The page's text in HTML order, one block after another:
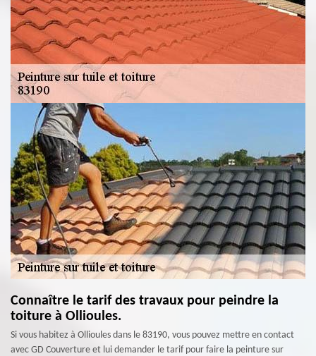
Connaître le tarif des travaux pour peindre la
toiture à Ollioules.
Si vous habitez à Ollioules dans le 83190, vous pouvez mettre en contact
avec GD Couverture et lui demander le tarif pour faire la peinture sur